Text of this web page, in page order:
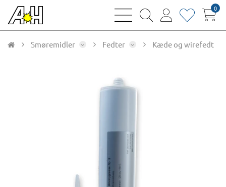
bars
magnifying
user
heart0
Smøremidler Fedter Kæde og wirefedt